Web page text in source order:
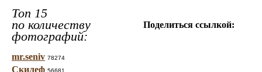
Топ 15
по количеству
фотографий:
mr.seniv 78274
Скилеф 56681
Поделиться ссылкой: